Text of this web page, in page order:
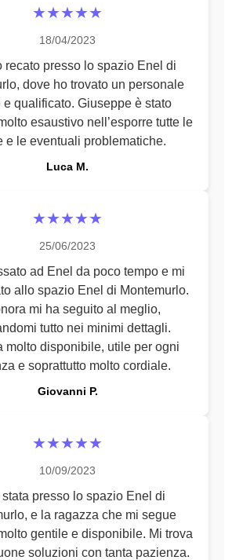
★★★★★
18/04/2023
recato presso lo spazio Enel di
dove ho trovato un personale
e qualificato. Giuseppe è stato
esaustivo nell’esporre tutte le
e le eventuali problematiche.
Luca M.
★★★★★
25/06/2023
ad Enel da poco tempo e mi
allo spazio Enel di Montemurlo.
mi ha seguito al meglio,
tutto nei minimi dettagli.
molto disponibile, utile per ogni
e soprattutto molto cordiale.
Giovanni P.
★★★★★
10/09/2023
stata presso lo spazio Enel di
e la ragazza che mi segue
gentile e disponibile. Mi trova
soluzioni con tanta pazienza.